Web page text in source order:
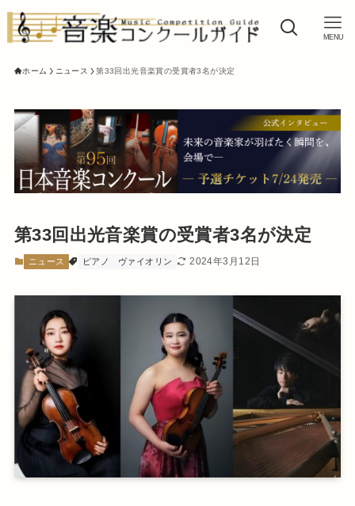
MENU
ホーム ニュース 第33回出光音楽賞の受賞者3名が決定
第33回出光音楽賞の受賞者3名が決定
ニュース ピアノ ヴァイオリン 2024年3月12日